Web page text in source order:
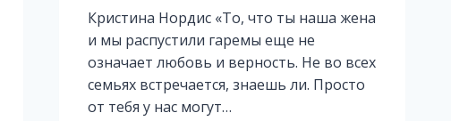
Кристина Нордис «То, что ты наша жена
и мы распустили гаремы еще не
означает любовь и верность. Не во всех
семьях встречается, знаешь ли. Просто
от тебя у нас могут…